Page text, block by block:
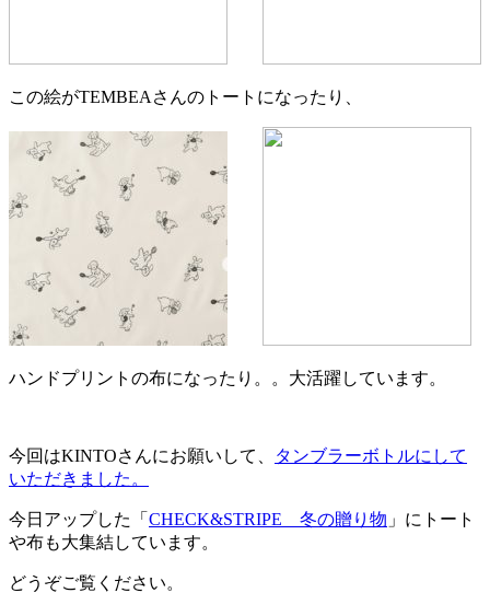
この絵がTEMBEAさんのトートになったり、
ハンドプリントの布になったり。。大活躍しています。
今回はKINTOさんにお願いして、
タンブラーボトルにして
いただきました。
今日アップした「 CHECK&STRIPE 冬の贈り物 」にトート
や布も大集結しています。
どうぞご覧ください。